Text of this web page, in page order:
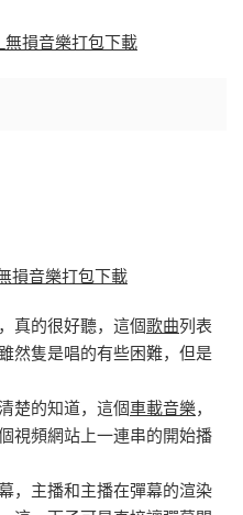
無損音樂打包下載
損音樂打包下載
真的很好聽，這個歌曲列表
然隻是唱的有些困難，但是
楚的知道，這個車載音樂，
視頻網站上一連串的開始播
，主播和主播在彈幕的渲染